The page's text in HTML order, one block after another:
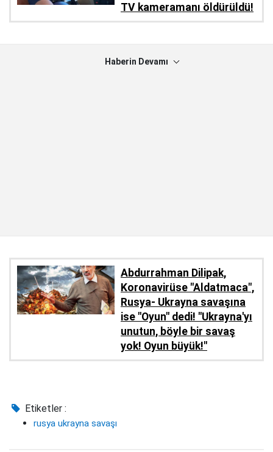
TV kameramanı öldürüldü!
Haberin Devamı
Abdurrahman Dilipak,
Koronavirüse "Aldatmaca",
Rusya- Ukrayna savaşına
ise "Oyun" dedi! "Ukrayna'yı
unutun, böyle bir savaş
yok! Oyun büyük!"
Etiketler :
rusya ukrayna savaşı